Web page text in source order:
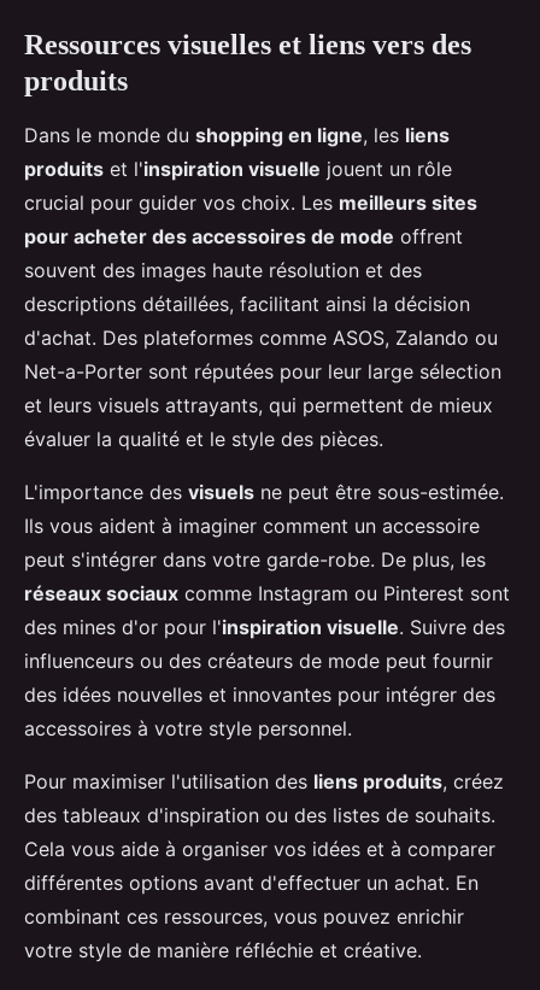
Ressources visuelles et liens vers des
produits
Dans le monde du shopping en ligne, les liens
produits et l'inspiration visuelle jouent un rôle
crucial pour guider vos choix. Les meilleurs sites
pour acheter des accessoires de mode offrent
souvent des images haute résolution et des
descriptions détaillées, facilitant ainsi la décision
d'achat. Des plateformes comme ASOS, Zalando ou
Net-a-Porter sont réputées pour leur large sélection
et leurs visuels attrayants, qui permettent de mieux
évaluer la qualité et le style des pièces.
L'importance des visuels ne peut être sous-estimée.
Ils vous aident à imaginer comment un accessoire
peut s'intégrer dans votre garde-robe. De plus, les
réseaux sociaux comme Instagram ou Pinterest sont
des mines d'or pour l'inspiration visuelle. Suivre des
influenceurs ou des créateurs de mode peut fournir
des idées nouvelles et innovantes pour intégrer des
accessoires à votre style personnel.
Pour maximiser l'utilisation des liens produits, créez
des tableaux d'inspiration ou des listes de souhaits.
Cela vous aide à organiser vos idées et à comparer
différentes options avant d'effectuer un achat. En
combinant ces ressources, vous pouvez enrichir
votre style de manière réfléchie et créative.